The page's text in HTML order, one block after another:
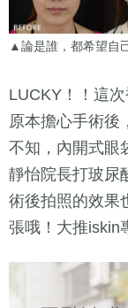
▲論是誰，都希望自
LUCKY！！這
原本擔心手術後
不知，內開式眼
靜怡院長打玻尿
術後拍照的效果
張哦！大推iskin